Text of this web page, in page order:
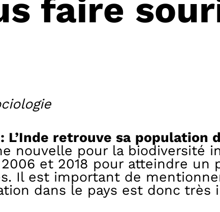
faire
retrouve sa population
nouvelle pour la biodiversité
et 2018 pour atteindre un
Il est important de
dans le pays est donc